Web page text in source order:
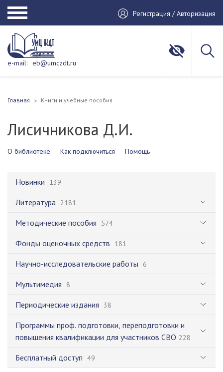
Регистрация / Авторизация
e-mail: eb@umczdt.ru
Главная Книги и учебные пособия
Лисичникова Д.И.
О библиотеке Как подключиться Помощь
Новинки 139
Литература 2181
Методические пособия 574
Фонды оценочных средств 181
Научно-исследовательские работы 6
Мультимедия 8
Периодические издания 38
Программы проф. подготовки, переподготовки и
повышения квалификации для участников СВО 228
Бесплатный доступ 49